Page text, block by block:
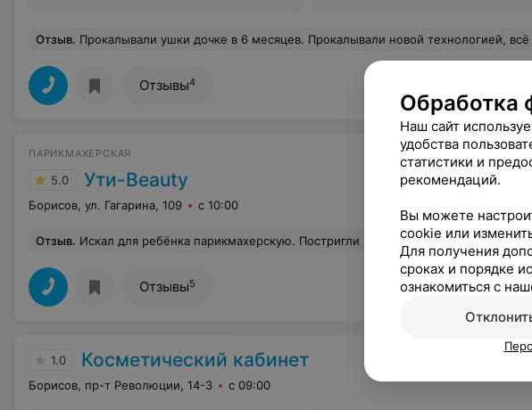
Отзыв. Прокалывали ушки дочке в 6 месяцев. Прокалывали новой технологией, всё зажило без проблем. Прошло 1,5 года и никаких
Отзывы4
ПАРИКМАХЕРСКАЯ
5.0 Ути-Beauty
Борисов, ул. Гагарина, 109 с 10:00
Отзыв. Искал для ребёнка парикмахерскую. Постригли хорошо. Приятная атмосфера, ребёнку очень понравилось.
Отзывы5
1.0 Косметический кабинет
Борисов, пр-т Революции, 14-3 с 09:00
Обработка
Наш сайт
удобства
статистики и
рекомендаций.
Вы можете
cookie или
Для получения
сроках и порядке
ознакомиться с